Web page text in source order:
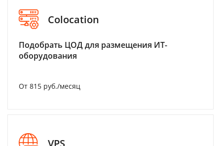
Colocation
Подобрать ЦОД для размещения ИТ-
оборудования
От 815 руб./месяц
VPS